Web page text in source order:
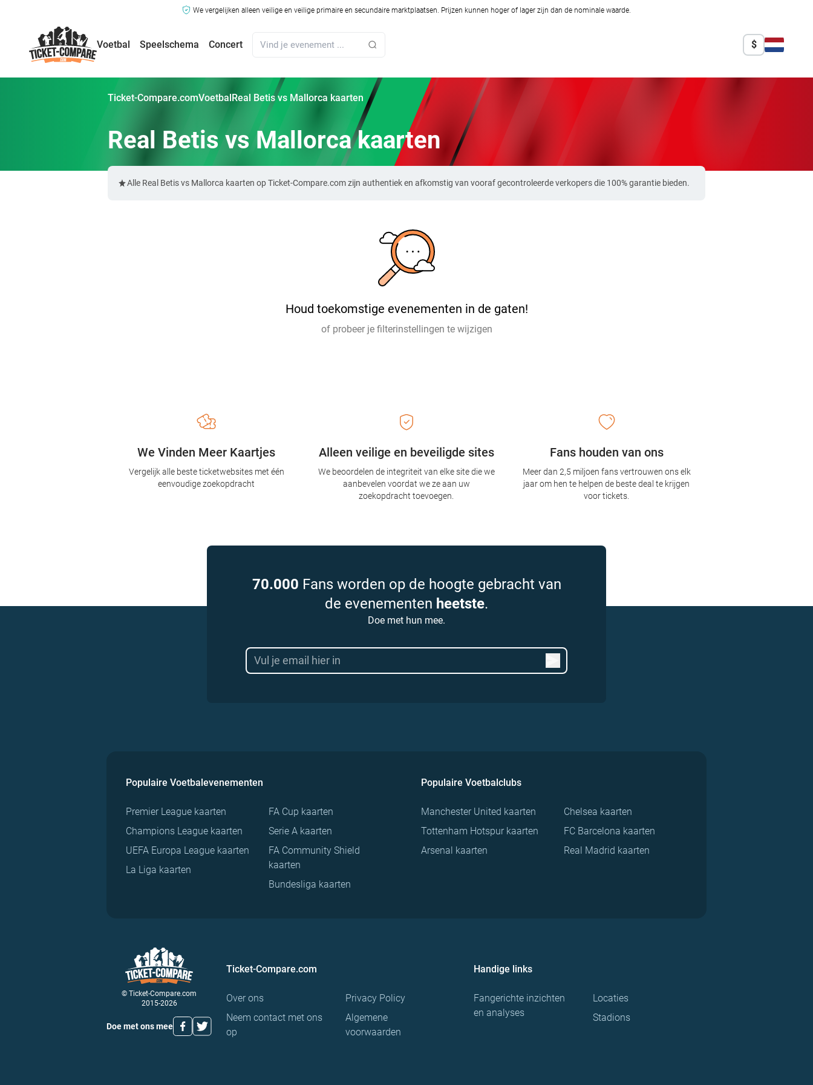
We vergelijken alleen veilige en veilige primaire en secundaire marktplaatsen. Prijzen kunnen hoger of lager zijn dan de nominale waarde.
Voetbal Speelschema Concert $
Ticket-Compare.comVoetbalReal Betis vs Mallorca kaarten
Real Betis vs Mallorca kaarten
Alle Real Betis vs Mallorca kaarten op Ticket-Compare.com zijn authentiek en afkomstig van vooraf gecontroleerde verkopers die 100% garantie bieden.
Houd toekomstige evenementen in de gaten!
of probeer je filterinstellingen te wijzigen
Alleen veilige en beveiligde sites
We beoordelen de integriteit van elke site die we
aanbevelen voordat we ze aan uw
zoekopdracht toevoegen.
We Vinden Meer Kaartjes
Vergelijk alle beste ticketwebsites met één
eenvoudige zoekopdracht
Fans houden van ons
Meer dan 2,5 miljoen fans vertrouwen ons elk
jaar om hen te helpen de beste deal te krijgen
voor tickets.
70.000 Fans worden op de hoogte gebracht van
de evenementen heetste.
Doe met hun mee.
Populaire Voetbalevenementen
Premier League kaarten
Champions League kaarten
UEFA Europa League kaarten
La Liga kaarten
FA Cup kaarten
Serie A kaarten
FA Community Shield
kaarten
Bundesliga kaarten
Populaire Voetbalclubs
Manchester United kaarten
Tottenham Hotspur kaarten
Arsenal kaarten
Chelsea kaarten
FC Barcelona kaarten
Real Madrid kaarten
© Ticket-Compare.com
2015-2026
Doe met ons mee
Ticket-Compare.com
Over ons
Neem contact met ons
op
Privacy Policy
Algemene
voorwaarden
Handige links
Fangerichte inzichten
en analyses
Locaties
Stadions